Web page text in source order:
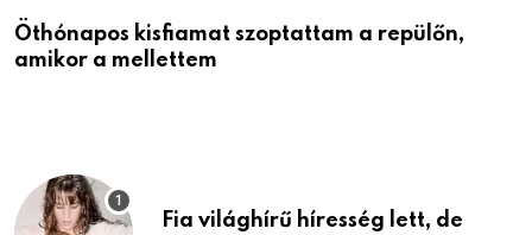
Öthónapos kisfiamat szoptattam a repülőn,
amikor a mellettem
Fia világhírű híresség lett, de